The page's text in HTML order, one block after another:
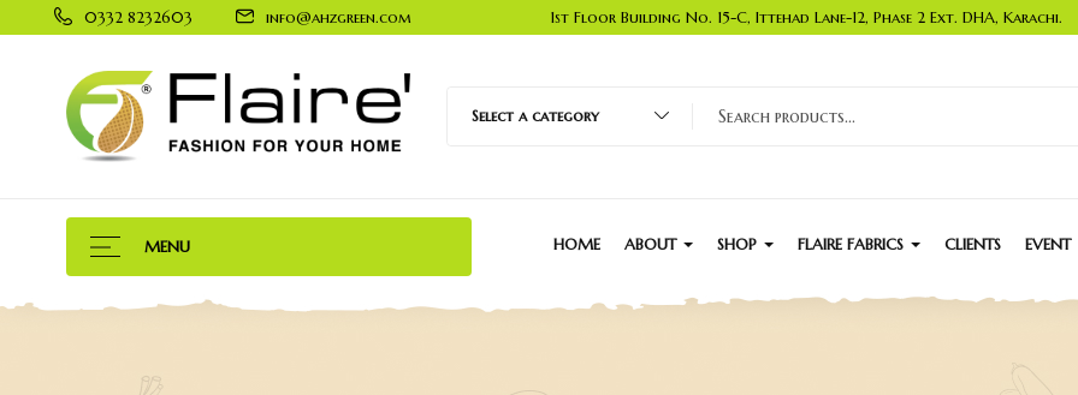
0332 8232603 info@ahzgreen.com 1st Floor Building No. 15-C, Ittehad Lane-12, Phase 2 Ext. DHA, Karachi.
Select a category
MENU HOME ABOUT SHOP FLAIRE FABRICS CLIENTS EVENT